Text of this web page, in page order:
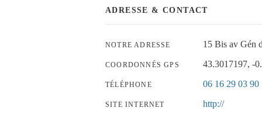
ADRESSE & CONTACT
NOTRE ADRESSE 15 Bis av Gén
COORDONNÉS GPS 43.3017197, -
TÉLÉPHONE 06 16 29 03 90
SITE INTERNET http://